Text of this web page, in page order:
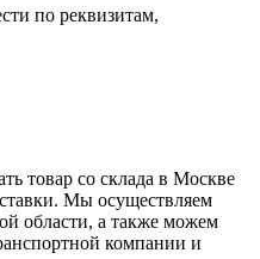
по реквизитам,
товар со склада в Москве
Мы осуществляем
области, а также можем
компании и